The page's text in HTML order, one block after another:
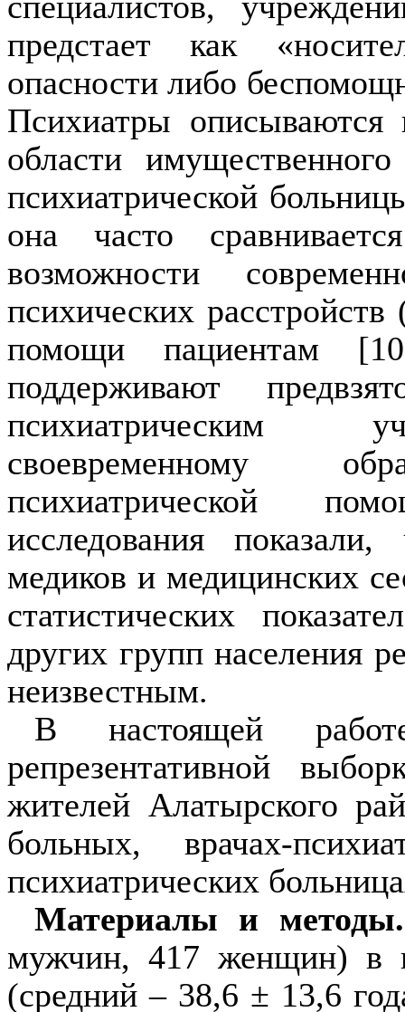
предстает как
опасности либо
Психиатры описываются
об­ласти
психиатрической
она часто
возможности
психических
помощи пациентам
поддерживают
психиатрическим
своевременному
психиатрической
исследования показали,
медиков и медицинских
ста­тистических
других групп населения
неизвестным.
В настоящей
репрезентативной
жителей Алатырского
больных, врачах-
психиатрических
Материалы и методы.
мужчин, 417 женщин) в
(средний – 38,6 ± 13,6